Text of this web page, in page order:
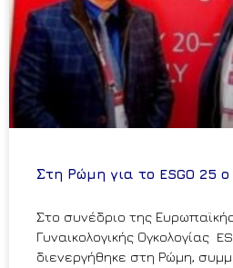
Στη Ρώμη για το ESGO 25
Στο συνέδριο της
Γυναικολογικής Ογκολογίας
διενεργήθηκε στη Ρώμη,